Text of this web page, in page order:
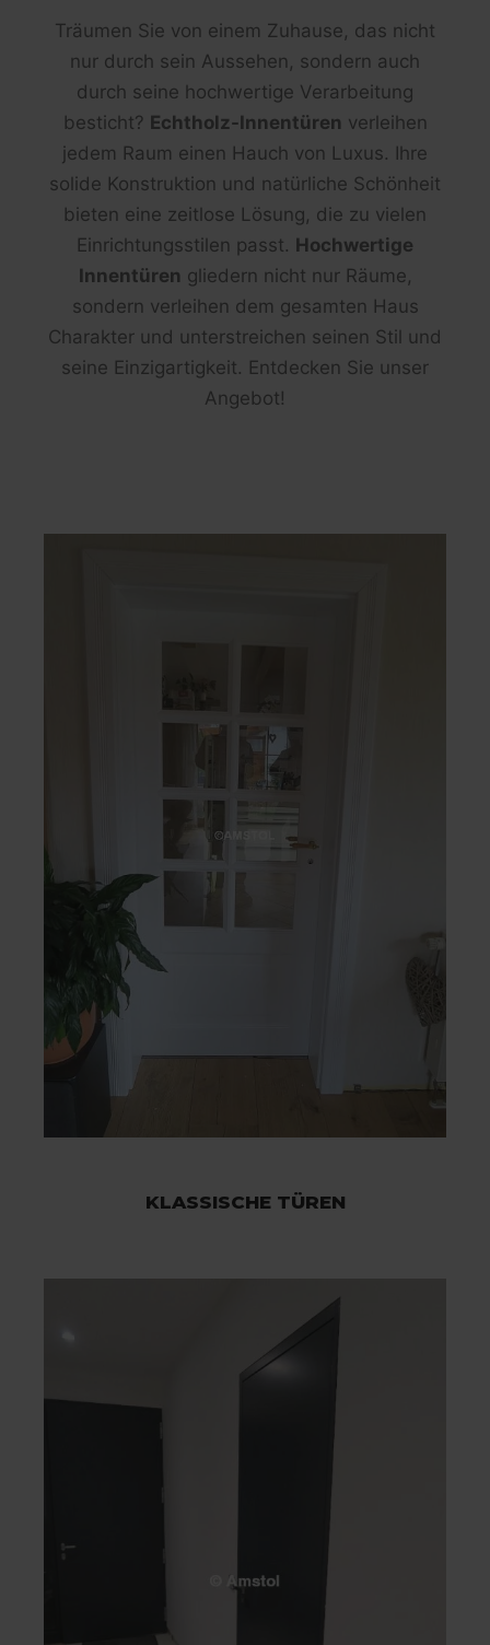
Träumen Sie von einem Zuhause, das nicht
nur durch sein Aussehen, sondern auch
durch seine hochwertige Verarbeitung
besticht? Echtholz-Innentüren verleihen
jedem Raum einen Hauch von Luxus. Ihre
solide Konstruktion und natürliche Schönheit
bieten eine zeitlose Lösung, die zu vielen
Einrichtungsstilen passt. Hochwertige
Innentüren gliedern nicht nur Räume,
sondern verleihen dem gesamten Haus
Charakter und unterstreichen seinen Stil und
seine Einzigartigkeit. Entdecken Sie unser
Angebot!
KLASSISCHE TÜREN